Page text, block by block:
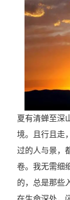
夏有清蝉至深
境。且行且走
过的人与景，
卷。我无需细
的，总是那些